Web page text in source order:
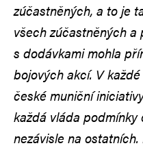
zúčastněných, a to je
všech zúčastněných
s dodávkami mohla
bojových akcí. V
české muniční
každá vláda
nezávisle na